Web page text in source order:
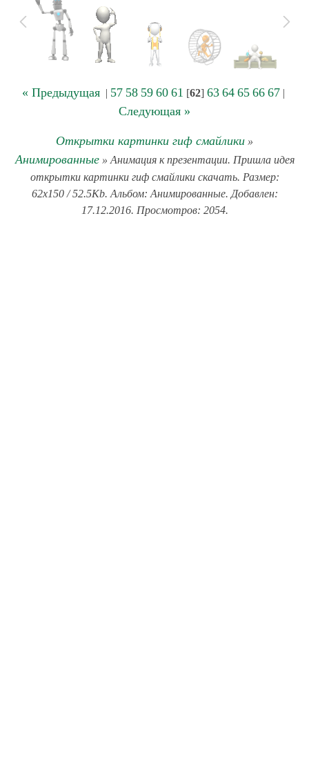
« Предыдущая| 57 58 59 60 61 [62] 63 64 65 66 67|
Следующая »
Открытки картинки гиф смайлики »
Анимированные» Анимация к презентации. Пришла идея
открытки картинки гиф смайлики скачать. Размер:
62x150 / 52.5Kb. Альбом: Анимированные. Добавлен:
17.12.2016. Просмотров: 2054.